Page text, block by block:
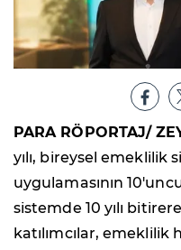
PARA RÖPORTAJ/
yılı, bireysel emeklilik
uygulamasının
sistemde 10 yılı
katılımcılar, emeklilik